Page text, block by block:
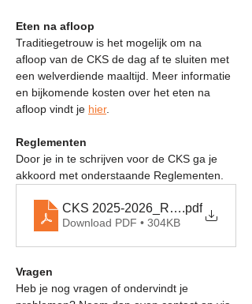
Eten na afloop
Traditiegetrouw is het mogelijk om na
afloop van de CKS de dag af te sluiten met
een welverdiende maaltijd. Meer informatie
en bijkomende kosten over het eten na
afloop vindt je hier.
Reglementen
Door je in te schrijven voor de CKS ga je
akkoord met onderstaande Reglementen.
CKS 2025-2026_Reglementen
.pdf
Download PDF • 304KB
Vragen
Heb je nog vragen of ondervindt je